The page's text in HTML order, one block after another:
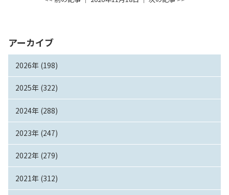
国際交流・留学
アーカイブ
2026年 (198)
2025年 (322)
2024年 (288)
2023年 (247)
2022年 (279)
2021年 (312)